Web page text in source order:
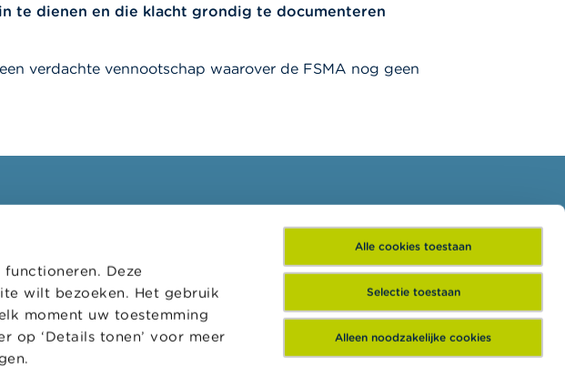
Deze
wilt bezoeken. Het gebruik
moment uw toestemming
op ‘Details tonen’ voor meer
Alle cookies toestaan
Selectie toestaan
Alleen noodzakelijke cookies
te dienen en die klacht grondig te documenteren
verdachte vennootschap waarover de FSMA nog geen
& Waarschuwingen
Schrijf je in voor onze